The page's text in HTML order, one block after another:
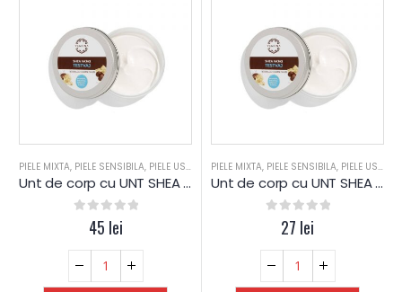
PIELE MIXTA, PIELE SENSIBILA, PIELE USCATA ,TEN DESHIDRATAT,UNT CORP ,UNT SHEA
Unt de corp cu UNT SHEA – 200 ml – Yamuna
out of 5
45 lei
PIELE MIXTA, PIELE SENSIBILA, PIELE USCATA
Unt de corp cu UNT SHEA – 50 ml – Yamuna
out of 5
27 lei